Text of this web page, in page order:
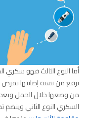
أما النوع الثالث فهو سكري
يرفع من نسبة إصابتها بمرض
من وضعها خلال الحمل
السكري النوع الثاني